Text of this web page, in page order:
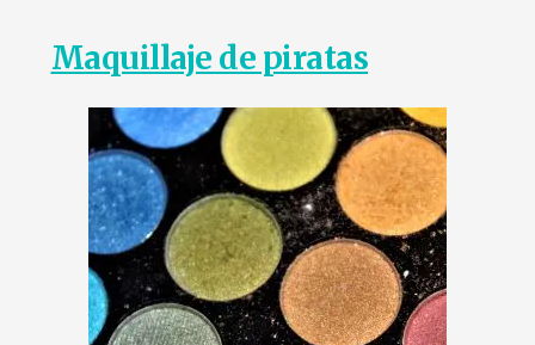
Maquillaje de piratas